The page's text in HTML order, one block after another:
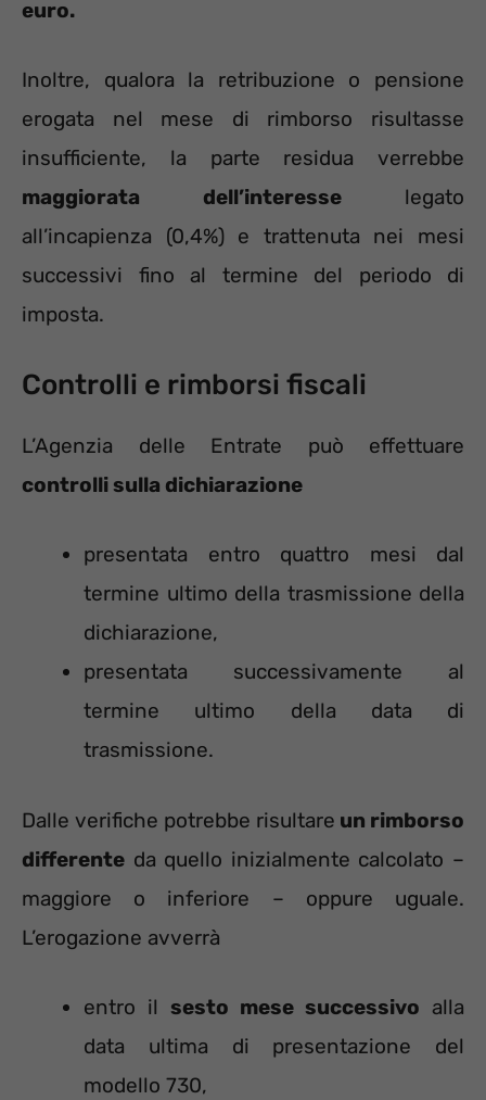
euro.
Inoltre, qualora la retribuzione o pensione
erogata nel mese di rimborso risultasse
insufficiente, la parte residua verrebbe
maggiorata dell’interesselegato
all’incapienza (0,4%) e trattenuta nei mesi
successivi fino al termine del periodo di
imposta.
Controlli e rimborsi fiscali
L’Agenzia delle Entrate può effettuare
controlli sulla dichiarazione
presentata entro quattro mesi dal
termine ultimo della trasmissione della
dichiarazione,
presentata successivamente al
termine ultimo della data di
trasmissione.
Dalle verifiche potrebbe risultare un rimborso
differente da quello inizialmente calcolato –
maggiore o inferiore – oppure uguale.
L’erogazione avverrà
entro il sesto mese successivo alla
data ultima di presentazione del
modello 730,